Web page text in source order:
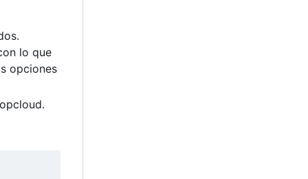
lo que
opciones